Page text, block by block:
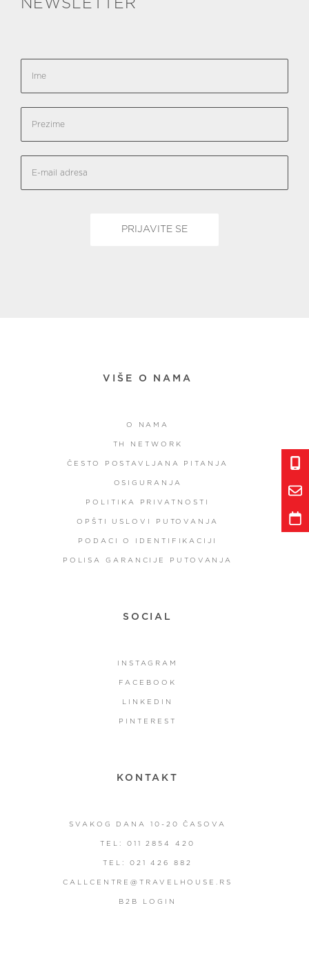
NEWSLETTER
VIŠE O NAMA
O NAMA
TH NETWORK
ČESTO POSTAVLJANA PITANJA
OSIGURANJA
POLITIKA PRIVATNOSTI
OPŠTI USLOVI PUTOVANJA
PODACI O IDENTIFIKACIJI
POLISA GARANCIJE PUTOVANJA
SOCIAL
INSTAGRAM
FACEBOOK
LINKEDIN
PINTEREST
KONTAKT
SVAKOG DANA 10-20 ČASOVA
TEL: 011 2854 420
TEL: 021 426 882
CALLCENTRE@TRAVELHOUSE.RS
B2B LOGIN